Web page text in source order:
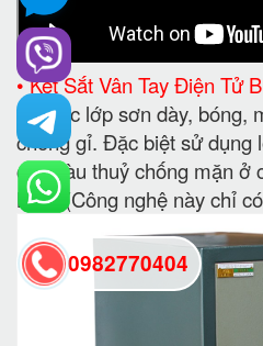
• Két Sắt Vân Tay Điện Tử
bởi các lớp sơn dày, bóng,
chống gỉ. Đặc biệt sử dụng
cho Tàu thuỷ chống mặn ở
Nam (Công nghệ này chỉ
0982770404